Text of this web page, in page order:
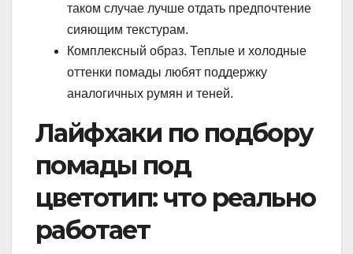
таком случае лучше отдать предпочтение
сияющим текстурам.
Комплексный образ. Теплые и холодные
оттенки помады любят поддержку
аналогичных румян и теней.
Лайфхаки по подбору
помады под
цветотип: что реально
работает